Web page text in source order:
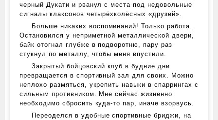
черный Дукати и рванул с места под недовольные
сигналы клаксонов четырёхколёсных «друзей».
Больше никаких воспоминаний! Только работа.
Остановился у неприметной металлической двери,
байк отогнал глубже в подворотню, пару раз
стукнул по металлу, чтобы меня впустили.
Закрытый бойцовский клуб в будние дни
превращается в спортивный зал для своих. Можно
неплохо размяться, укрепить навыки в спаррингах с
сильным противником. Мне сейчас жизненно
необходимо сбросить куда-то пар, иначе взорвусь.
Переоделся в удобные спортивные бриджи, на